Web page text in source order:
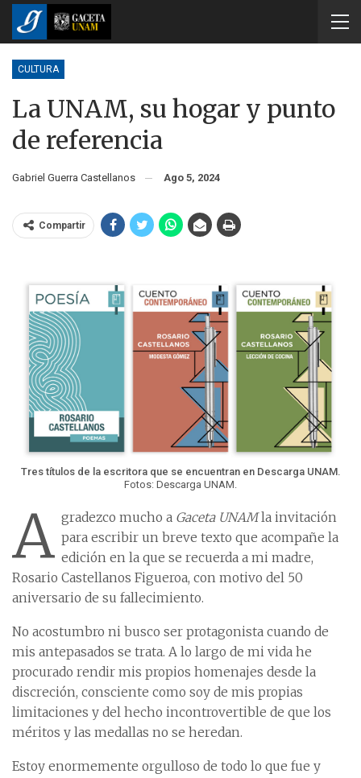
CULTURA
La UNAM, su hogar y punto
de referencia
Gabriel Guerra Castellanos Ago 5, 2024
Compartir
Tres títulos de la escritora que se encuentran en Descarga UNAM.
Fotos: Descarga UNAM.
A gradezco mucho a Gaceta UNAMla invitación
para escribir un breve texto que acompañe la
edición en la que se recuerda a mi madre,
Rosario Castellanos Figueroa, con motivo del 50
aniversario de su fallecimiento.
No acostumbro ni busco ser protagonista cuando de
mis antepasados se trata. A lo largo de mi vida he
procurado rendir mis propios homenajes desde la
discreción, consciente como soy de mis propias
limitaciones y del hecho incontrovertible de que los
méritos y las medallas no se heredan.
Estoy enormemente orgulloso de todo lo que fue y